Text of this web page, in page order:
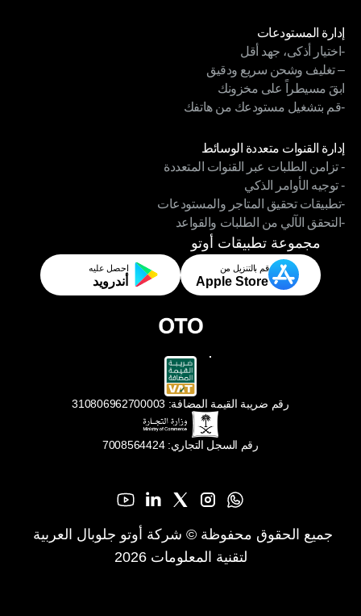
إدارة المستودعات
إدارة المستودعات
-اختيار أذكى، جهد أقل
-اختيار أذكى، جهد أقل
– تغليف وشحن سريع ودقيق
– تغليف وشحن سريع ودقيق
ابقَ مسيطراً على مخزونك
ابقَ مسيطراً على مخزونك
-قم بتشغيل مستودعك من هاتفك
إدارة القنوات متعددة الوسائط
إدارة القنوات متعددة الوسائط
- تزامن الطلبات عبر القنوات المتعددة
- تزامن الطلبات عبر القنوات المتعددة
- توجيه الأوامر الذكي
- توجيه الأوامر الذكي
-تطبيقات تحقيق المتاجر والمستودعات
-تطبيقات تحقيق المتاجر والمستودعات
-التحقق الآلي من الطلبات والقواعد
-التحقق الآلي من الطلبات والقواعد
مجموعة تطبيقات أوتو
قم بالتنزيل من
Apple Store
احصل عليه
أندرويد
رقم ضريبة القيمة المضافة: 310806962700003
رقم السجل التجاري: 7008564424
لتقنية المعلومات 2026